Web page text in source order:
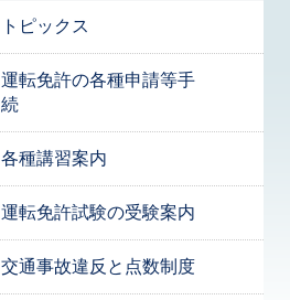
トピックス
運転免許の各種申請等手
続
各種講習案内
運転免許試験の受験案内
交通事故違反と点数制度